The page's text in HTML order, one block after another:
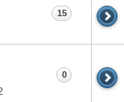
15
0